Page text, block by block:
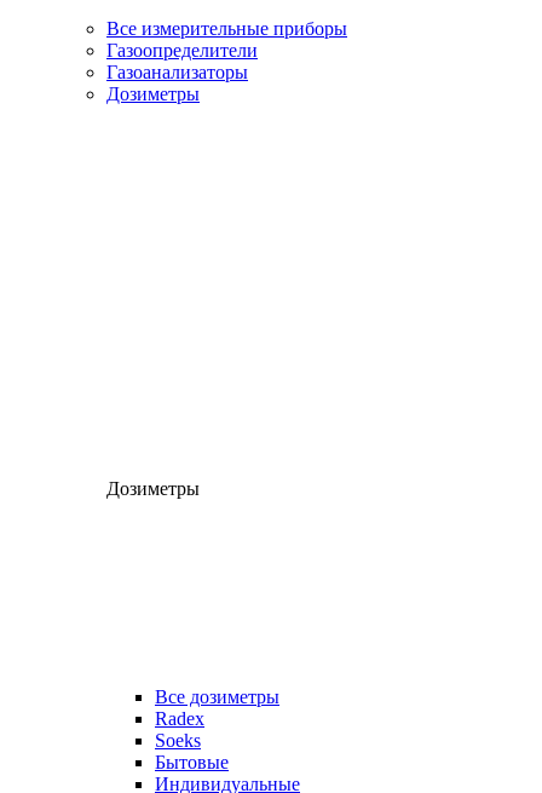
Все измерительные приборы
Газоопределители
Газоанализаторы
Дозиметры
Дозиметры
Все дозиметры
Radex
Soeks
Бытовые
Индивидуальные